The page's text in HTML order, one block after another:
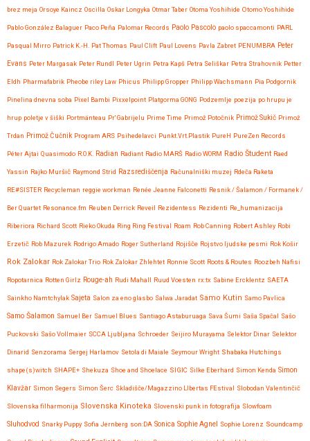
brez meja Orsoye Kaincz Oscilla Oskar Longyka Otmar Taber Otoma Yoshihide Otomo Yoshihide
Pablo González Balaguer Paco Peña Palomar Records Paolo Pascolo paolo spaccamonti PARL
Pasqual Mirro Patrick K.-H. Pat Thomas Paul Clift Paul Lovens Pavla Zabret PENUMBRA Peter
Evans Peter Margasak Peter Rundl Peter Ugrin Petra Kapš Petra Seliškar Petra Strahovnik Petter
Eldh Pharmafabrik Pheobe riley Law Phicus Philipp Gropper Philipp Wachsmann Pia Podgornik
Pinelina dnevna soba Pixel Bambi Pixxelpoint Platgorma GONG Podzemlje poezija po hrupu je
hrup poletje v šiški Portmänteau Pr' Gabrijelu Prime Time Primož Potočnik Primož Sukič Primož
Trdan Primož Čučnik Program ARS Psihedelavci Punkt.Vrt.Plastik PureH PureZen Records
Péter Ajtai Quasimodo R.O.K. Radian Radiant Radio MARŠ Radio WORM Radio Študent Raed
Yassin Rajko Muršič Raymond Strid Razsrediščenja Računalniški muzej Rdeča Raketa
RE#SISTER Recycleman reggie workman Renée Jeanne Falconetti Resnik / Šalamon / Formanek /
Ber Quartet Resonance.fm Reuben Derrick Reveil Rezidentess Rezidenti Re_humanizacija
Riberiora Richard Scott Rieko Okuda Ring Ring Festival Roam Rob Canning Robert Ashley Robi
Erzetič Rob Mazurek Rodrigo Amado Roger Sutherland Rojišče Rojstvo ljudske pesmi Rok Košir
Rok Zalokar Rok Zalokar Trio Rok Zalokar Zhlehtet Ronnie Scott Roots & Routes Roozbeh Nafisi
Ropotarnica Rotten Girlz Rouge-ah Rudi Mahall Ruud Voesten rx:tx Sabine Ercklentz SAETA
Sainkho Namtchylak Sajeta Salon za eno glasbo Salwa Jaradat Samo Kutin Samo Pavlica
Samo Šalamon Samuel Ber Samuel Blues Santiago Astaburuaga Sava Šumi Saša Spačal Sašo
Puckovski Sašo Vollmaier SCCA Ljubljana Schroeder Seijiro Murayama Selektor Dinar Selektor
Dinarid Senzorama Sergej Harlamov Setola di Maiale Seymour Wright Shabaka Hutchings
shape(s)witch SHAPE+ Shekuza Shoe and Shoelace SIGIC Silke Eberhard Simon Kenda Simon
Klavžar Simon Segers Simon Šerc Skladišče/Magazzino LIbertas FEstival Slobodan Valentinčič
Slovenska filharmonija Slovenska Kinoteka Slovenski punk in fotografija Slowfoam
Sluhodvod Snarky Puppy Sofia Jernberg son:DA Sonica Sophie Agnel Sophie Lorenz Soundcamp